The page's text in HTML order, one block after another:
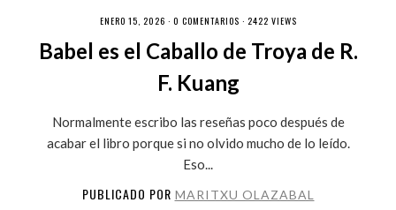
ENERO 15, 2026 · 0 COMENTARIOS · 2422 VIEWS
Babel es el Caballo de Troya de R.
F. Kuang
Normalmente escribo las reseñas poco después de
acabar el libro porque si no olvido mucho de lo leído.
Eso...
PUBLICADO POR MARITXU OLAZABAL